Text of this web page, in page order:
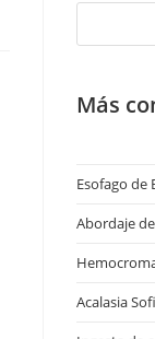
Más
Esofago de
Abordaje
Acalasia